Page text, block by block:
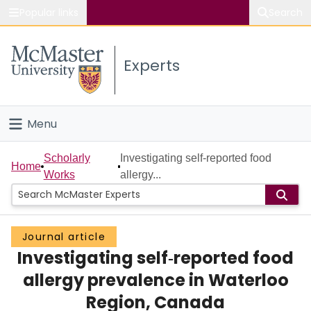
Study
Connect
Experts
Menu
Home
People
Groups
Scholarly Works
About
Home
Scholarly
Works
Investigating self‐reported food
allergy...
Journal article
Investigating self‐reported food
allergy prevalence in Waterloo
Region, Canada